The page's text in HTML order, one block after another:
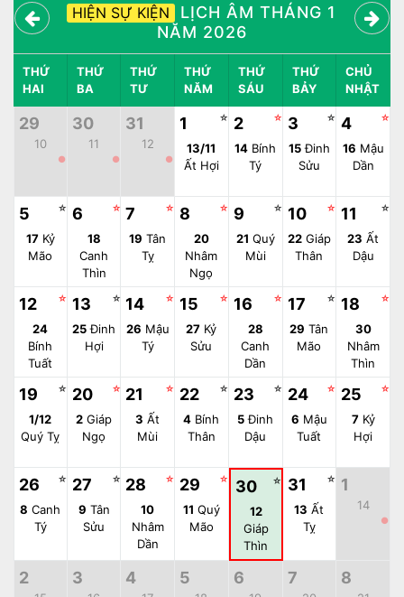
HIỆN SỰ KIỆN
LỊCH ÂM THÁNG 1
NĂM 2026
THỨ
HAI
THỨ
BA
THỨ
TƯ
THỨ
NĂM
THỨ
SÁU
THỨ
BẢY
CHỦ
NHẬT
29
10
●
30
11
●
31
12
●
1 ☆
13/11
Ất Hợi
2 ☆
14 Bính
Tý
3 ☆
15Đinh
Sửu
4 ☆
16 Mậu
Dần
5 ☆
17Kỷ
Mão
6 ☆
18
Canh
Thìn
7 ☆
19 Tân
Tỵ
8 ☆
20
Nhâm
Ngọ
9 ☆
21 Quý
Mùi
10 ☆
22Giáp
Thân
11 ☆
23 Ất
Dậu
12 ☆
24
Bính
Tuất
13 ☆
25Đinh
Hợi
14 ☆
26 Mậu
Tý
15 ☆
27 Kỷ
Sửu
16 ☆
28
Canh
Dần
17 ☆
29 Tân
Mão
18 ☆
30
Nhâm
Thìn
19 ☆
1/12
Quý Tỵ
20 ☆
2 Giáp
Ngọ
21 ☆
3 Ất
Mùi
22 ☆
4 Bính
Thân
23 ☆
5Đinh
Dậu
24 ☆
6 Mậu
Tuất
25 ☆
7Kỷ
Hợi
26 ☆
8 Canh
Tý
27 ☆
9 Tân
Sửu
28 ☆
10
Nhâm
Dần
29 ☆
11 Quý
Mão
30 ☆
12
Giáp
Thìn
31 ☆
13 Ất
Tỵ
1
14
●
2 3 4 5 6 7 8